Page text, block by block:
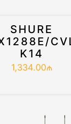
SHURE
K14
1,334.00₼